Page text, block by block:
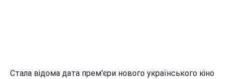
Стала відома дата прем'єри нового українського кіно